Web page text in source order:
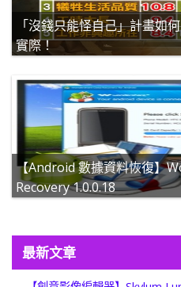
「沒錢只能怪自己」計畫如
實際！
【Android 數據資料恢復】
Recovery 1.0.0.18
最新文章